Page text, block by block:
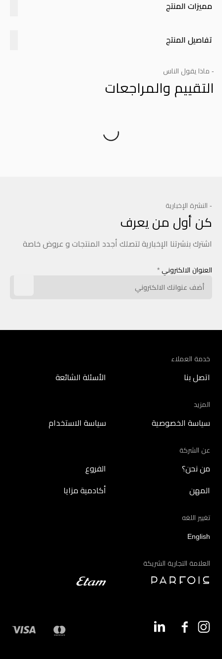
مميزات المنتج
تفاصيل المنتج
- ماذا يقول الناس
التقييم والمراجعات
- النشرة الإخبارية
كن أول من يعرف
اشترك بنشرتنا الإخبارية لتصلك أجدد المنتجات و عروض خاصة
العنوان الالكتروني *
خدمة العملاء
اتصل بنا الأسئلة الشائعة
المزيد
سياسة الخصوصية سياسة الاستخدام
عن الشركة
من نحن؟ الفروع
المهن أكادمية مزايا
تغيير اللغه
English
العلامة التجارية الشريكة